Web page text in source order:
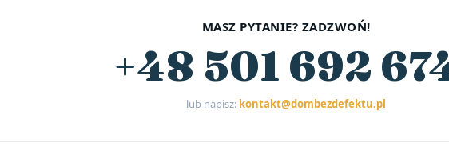
MASZ PYTANIE? ZADZWOŃ!
+48 501 692
lub napisz: kontakt@dombezdefektu.pl